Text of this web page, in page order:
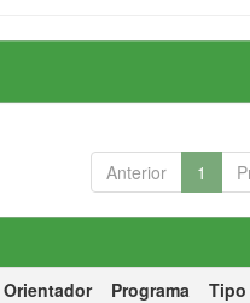
Anterior 1
Orientador Programa
Tipo